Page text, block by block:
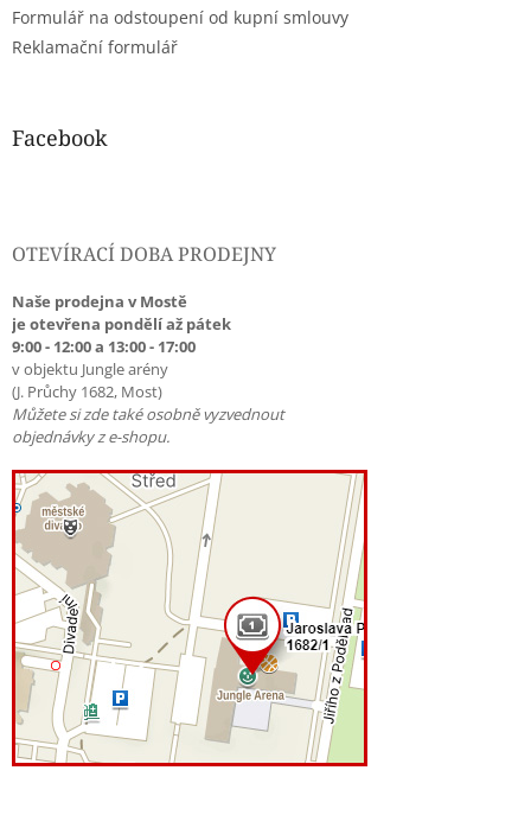
Formulář na odstoupení od kupní smlouvy
Reklamační formulář
Facebook
OTEVÍRACÍ DOBA PRODEJNY
Naše prodejna v Mostě
je otevřena pondělí až pátek
9:00 - 12:00 a 13:00 - 17:00
v objektu Jungle arény
(J. Průchy 1682, Most)
Můžete si zde také osobně vyzvednout
objednávky z e-shopu.